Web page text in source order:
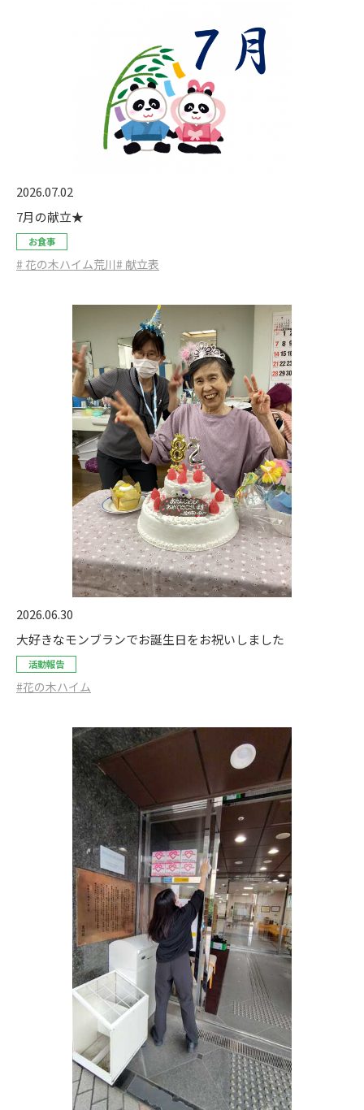
2026.07.02
7月の献立★
お食事
# 花の木ハイム荒川# 献立表
2026.06.30
大好きなモンブランでお誕生日をお祝いしました
活動報告
#花の木ハイム